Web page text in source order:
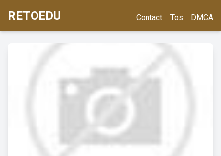
RETOEDU Contact Tos DMCA